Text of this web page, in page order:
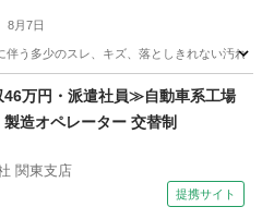
8月7日
伴う多少のスレ、キズ、落としきれない汚
ベビーバス
万円・派遣社員≫自動車系工場
造オペレーター 交替制
関東支店
提携サイト